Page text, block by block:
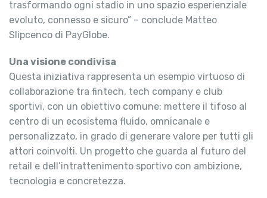
trasformando ogni stadio in uno spazio esperienziale
evoluto, connesso e sicuro” – conclude Matteo
Slipcenco di PayGlobe.
Una visione condivisa
Questa iniziativa rappresenta un esempio virtuoso di
collaborazione tra fintech, tech company e club
sportivi, con un obiettivo comune: mettere il tifoso al
centro di un ecosistema fluido, omnicanale e
personalizzato, in grado di generare valore per tutti gli
attori coinvolti. Un progetto che guarda al futuro del
retail e dell’intrattenimento sportivo con ambizione,
tecnologia e concretezza.